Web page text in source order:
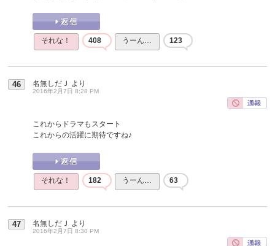
それな！ 408 うーん… 123
46 名無しだＪ より
2016年2月7日 8:28 PM
これからドラマもスタート
これからの活躍に期待ですね♪
それな！ 182 うーん… 63
47 名無しだＪ より
2016年2月7日 8:30 PM